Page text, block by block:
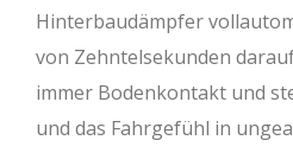
Hinterbaudämpfer
von Zehntelsekunden
immer Bodenkontakt und
und das Fahrgefühl in